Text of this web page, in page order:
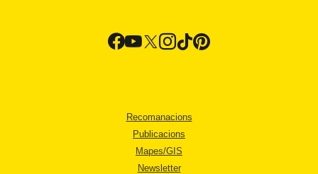
Recomanacions
Publicacions
Mapes/GIS
Newsletter